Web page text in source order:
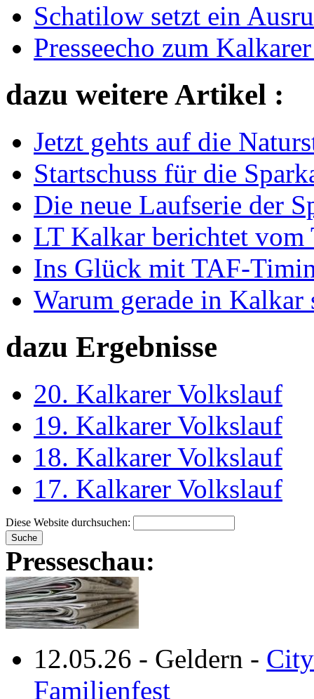
Schatilow setzt ein
Presseecho zum
dazu weitere Artikel :
Jetzt gehts auf die
Startschuss für die
Die neue Laufserie der
LT Kalkar berichtet vom
Ins Glück mit TAF-
Warum gerade in Kalkar
dazu Ergebnisse
20. Kalkarer Volkslauf
19. Kalkarer Volkslauf
18. Kalkarer Volkslauf
17. Kalkarer Volkslauf
Diese Website durchsuchen:
Presseschau:
12.05.26 - Geldern -
Familienfest